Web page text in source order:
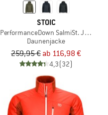
STOIC
PerformanceDown SalmiSt. Jacket
Daunenjacke
259,95 € ab 116,98 €
4,3(32)